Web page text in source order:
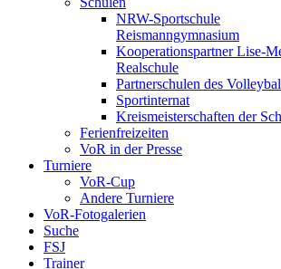
NRW-Sportschule
Reismanngymnasium
Kooperationspartner Lise-
Realschule
Partnerschulen des
Sportinternat
Kreismeisterschaften der
Ferienfreizeiten
VoR in der Presse
Turniere
VoR-Cup
Andere Turniere
VoR-Fotogalerien
Suche
FSJ
Trainer